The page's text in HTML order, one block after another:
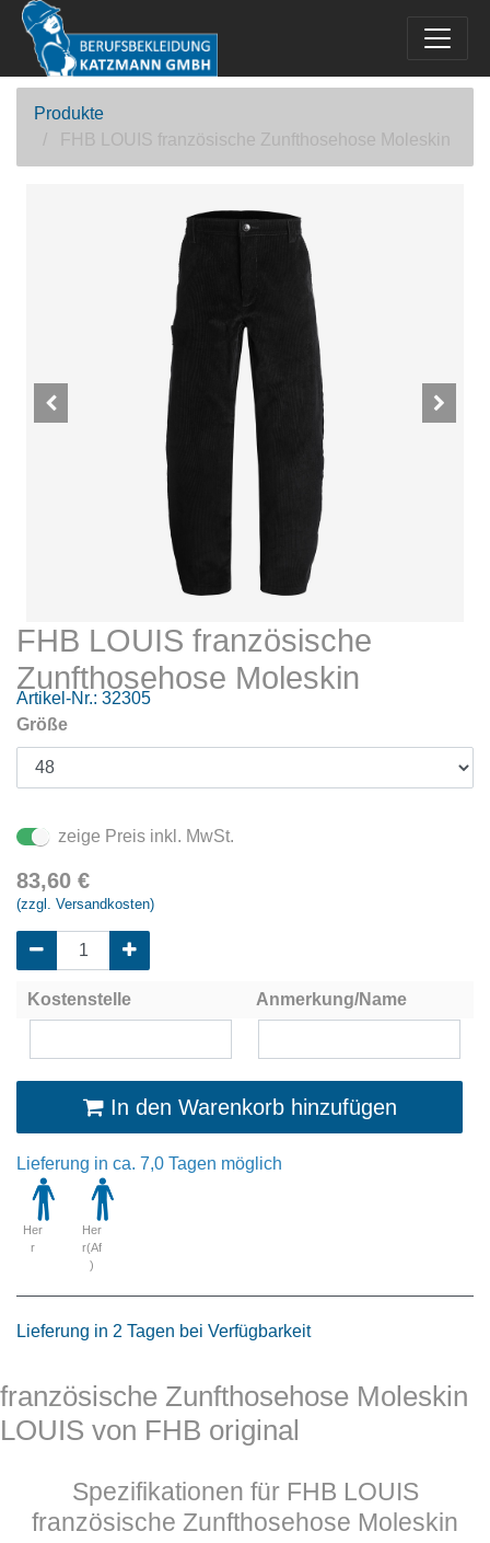
Produkte
FHB LOUIS französische Zunfthosehose Moleskin
FHB LOUIS französische
Zunfthosehose Moleskin
Artikel-Nr.: 32305
Größe
zeige Preis inkl. MwSt.
83,60 €
(zzgl. Versandkosten)
Kostenstelle Anmerkung/Name
In den Warenkorb hinzufügen
Lieferung in ca. 7,0 Tagen möglich
Her
r
Her
r(Af
)
Lieferung in 2 Tagen bei Verfügbarkeit
französische Zunfthosehose Moleskin
LOUIS von FHB original
Spezifikationen für FHB LOUIS
französische Zunfthosehose Moleskin